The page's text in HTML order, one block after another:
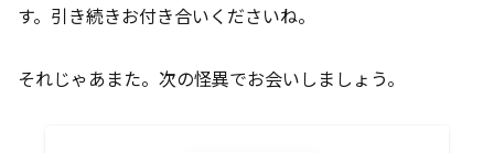
す。引き続きお付き合いくださいね。
それじゃあまた。次の怪異でお会いしましょう。